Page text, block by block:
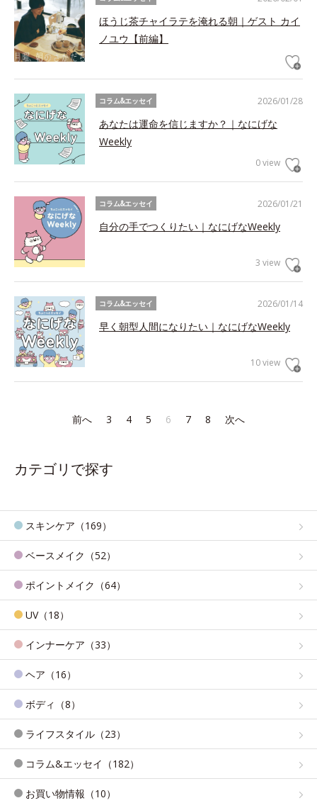
ほうじ茶チャイラテを淹れる朝｜ゲスト カイ
ノユウ【前編】
2026/01/28
コラム&エッセイ
あなたは運命を信じますか？｜なにげな
Weekly
0 view
2026/01/21
コラム&エッセイ
自分の手でつくりたい｜なにげなWeekly
3 view
2026/01/14
コラム&エッセイ
早く朝型人間になりたい｜なにげなWeekly
10 view
前へ 3 4 5 6 7 8 次へ
カテゴリで探す
スキンケア（169）
ベースメイク（52）
ポイントメイク（64）
UV（18）
インナーケア（33）
ヘア（16）
ボディ（8）
ライフスタイル（23）
コラム&エッセイ（182）
お買い物情報（10）